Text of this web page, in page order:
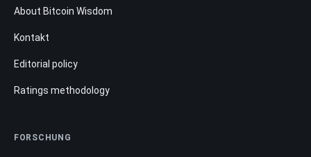
About Bitcoin Wisdom
Kontakt
Editorial policy
Ratings methodology
FORSCHUNG